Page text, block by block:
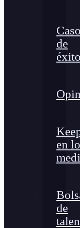
de
éxito
en
de